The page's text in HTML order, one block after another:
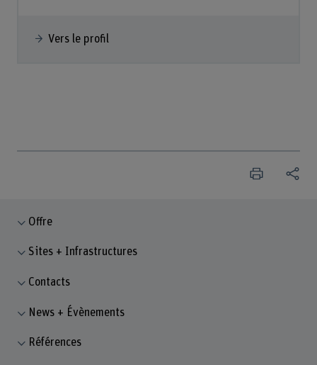
Vers le profil
Offre
Sites + Infrastructures
Contacts
News + Évènements
Références